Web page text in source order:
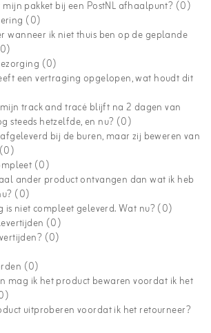
pakket bij een PostNL afhaalpunt? (0)
(0)
wanneer ik niet thuis ben op de geplande
(0)
een vertraging opgelopen, wat houdt dit
track and tracé blijft na 2 dagen van
steeds hetzelfde, en nu? (0)
bij de buren, maar zij beweren van
(0)
(0)
ander product ontvangen dan wat ik heb
(0)
is niet compleet geleverd. Wat nu? (0)
(0)
(0)
(0)
mag ik het product bewaren voordat ik het
uitproberen voordat ik het retourneer?